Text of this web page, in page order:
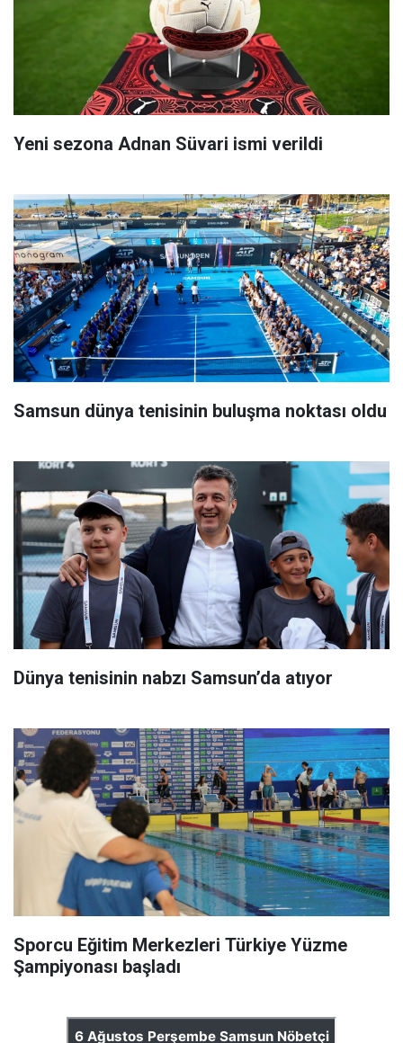
Yeni sezona Adnan Süvari ismi verildi
Samsun dünya tenisinin buluşma noktası oldu
Dünya tenisinin nabzı Samsun’da atıyor
Sporcu Eğitim Merkezleri Türkiye Yüzme
Şampiyonası başladı